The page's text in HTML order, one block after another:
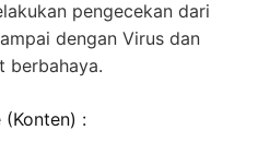
pengecekan dari
dengan Virus dan
berbahaya.
(Konten) :